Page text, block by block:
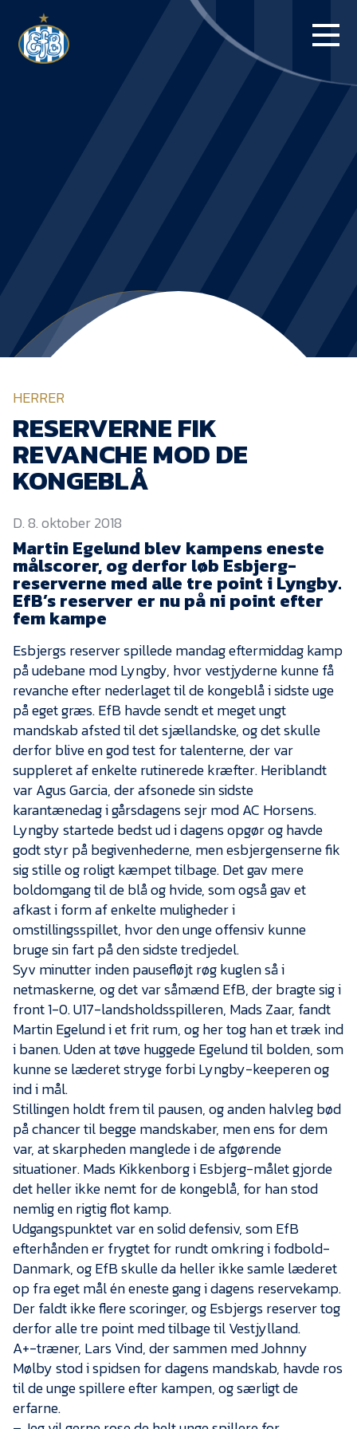
BLUE WATER
NYHEDER
Om Esbjerg fB
Sydvestjysk Fodbold
Samarbejde
Partnere
Blue Water Arena
Aktionærinformation
Kontakt
Job i EfB
Presse
HERRER
RESERVERNE FIK
REVANCHE MOD DE
KONGEBLÅ
D. 8. oktober 2018
Martin Egelund blev kampens eneste
målscorer, og derfor løb Esbjerg-
reserverne med alle tre point i Lyngby.
EfB’s reserver er nu på ni point efter
fem kampe
Esbjergs reserver spillede mandag eftermiddag kamp
på udebane mod Lyngby, hvor vestjyderne kunne få
revanche efter nederlaget til de kongeblå i sidste uge
på eget græs. EfB havde sendt et meget ungt
mandskab afsted til det sjællandske, og det skulle
derfor blive en god test for talenterne, der var
suppleret af enkelte rutinerede kræfter. Heriblandt
var Agus Garcia, der afsonede sin sidste
karantænedag i gårsdagens sejr mod AC Horsens.
Lyngby startede bedst ud i dagens opgør og havde
godt styr på begivenhederne, men esbjergenserne fik
sig stille og roligt kæmpet tilbage. Det gav mere
boldomgang til de blå og hvide, som også gav et
afkast i form af enkelte muligheder i
omstillingsspillet, hvor den unge offensiv kunne
bruge sin fart på den sidste tredjedel.
Syv minutter inden pausefløjt røg kuglen så i
netmaskerne, og det var såmænd EfB, der bragte sig i
front 1-0. U17-landsholdsspilleren, Mads Zaar, fandt
Martin Egelund i et frit rum, og her tog han et træk ind
i banen. Uden at tøve huggede Egelund til bolden, som
kunne se læderet stryge forbi Lyngby-keeperen og
ind i mål.
Stillingen holdt frem til pausen, og anden halvleg bød
på chancer til begge mandskaber, men ens for dem
var, at skarpheden manglede i de afgørende
situationer. Mads Kikkenborg i Esbjerg-målet gjorde
det heller ikke nemt for de kongeblå, for han stod
nemlig en rigtig flot kamp.
Udgangspunktet var en solid defensiv, som EfB
efterhånden er frygtet for rundt omkring i fodbold-
Danmark, og EfB skulle da heller ikke samle læderet
op fra eget mål én eneste gang i dagens reservekamp.
Der faldt ikke flere scoringer, og Esbjergs reserver tog
derfor alle tre point med tilbage til Vestjylland.
A+-træner, Lars Vind, der sammen med Johnny
Mølby stod i spidsen for dagens mandskab, havde ros
til de unge spillere efter kampen, og særligt de
erfarne.